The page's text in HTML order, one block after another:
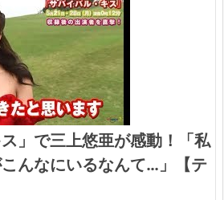
ス」で三上悠亜が感動！「私
んなにいるなんて…」【テ